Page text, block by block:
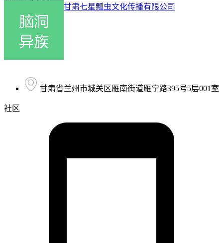
甘肃七星瓢虫文化传播有限公司
甘肃省兰州市城关区雁南街道雁宁路395号5层001室
社区